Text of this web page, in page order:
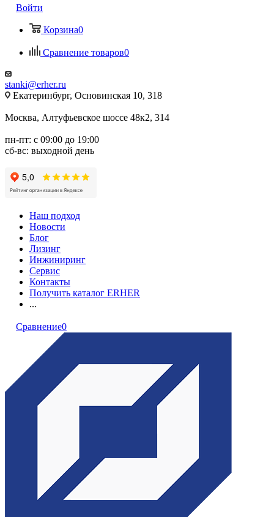
Войти
Корзина0
Сравнение товаров0
stanki@erher.ru
Екатеринбург, Основинская 10, 318
Москва, Алтуфьевское шоссе 48к2, 314
пн-пт: с 09:00 до 19:00
сб-вс: выходной день
Наш подход
Новости
Блог
Лизинг
Инжиниринг
Сервис
Контакты
Получить каталог ERHER
...
Сравнение0